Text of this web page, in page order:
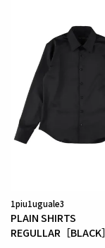
T/W HIGH POWER
表地 : ウール
裏地 : キュプラ
袖裏 : ポリエス
ウールポリエス
す。
素材です。
1piu1uguale3
PLAIN SHIRTS
REGULLAR［BLACK］